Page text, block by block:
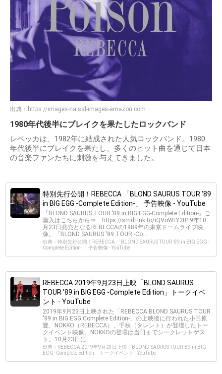
出典： https://images-na.ssl-images-amazon.com
1980年代後半にブレイクを果たしたロックバンド
レベッカは、1982年に結成された人気ロックバンド。1980
年代後半にブレイクを果たし、多くのヒット曲を通じて日本
の音楽ファンたちに刺激を与えてきました。
特別先行公開！REBECCA 「BLOND SAURUS TOUR '89
in BIG EGG -Complete Edition-」 予告映像 - YouTube
『BLOND SAURUS TOUR ’89 in BIG EGG-Complete Edition-』ご
購入はこちらから⇒ https://smdr.lnk.to/iQVoWLY2019年10
月23日発売となるREBECCAの1989年の東京ドームライブ映
像。「BLOND SAURUS '89 TOUR -Co...
出典：特別先行公開！REBECCA 「BLOND SAURUS TOUR '89 in BIG EGG -
Complete Edition-」 予告映像 - YouTube
REBECCA 2019年9月23日上映「BLOND SAURUS
TOUR '89 in BIG EGG -Complete Edition」トークイベ
ント - YouTube
2019年9月23日上映された「REBECCA BLOND SAURUS TOUR
'89 in BIG EGG Complete Edition-」の上映後に行われた小田原
豊、NOKKO（REBECCA）、千秋（タレント）が登壇したトー
クイベント映像。NOKKOの登場は当日までシークレットゲス
ト。10月23日に...
出典：REBECCA 2019年9月23日上映「BLOND SAURUS TOUR '89 in BIG
EGG -Complete Edition」トークイベント - YouTube